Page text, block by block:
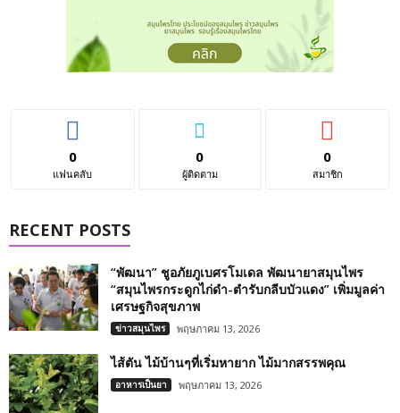
0
แฟนคลับ
0
ผู้ติดตาม
0
สมาชิก
RECENT POSTS
“พัฒนา” ชูอภัยภูเบศรโมเดล พัฒนายาสมุนไพร
“สมุนไพรกระดูกไก่ดำ-ตำรับกลีบบัวแดง” เพิ่มมูลค่า
เศรษฐกิจสุขภาพ
ข่าวสมุนไพร พฤษภาคม 13, 2026
ไส้ตัน ไม้บ้านๆที่เริ่มหายาก ไม้มากสรรพคุณ
อาหารเป็นยา พฤษภาคม 13, 2026